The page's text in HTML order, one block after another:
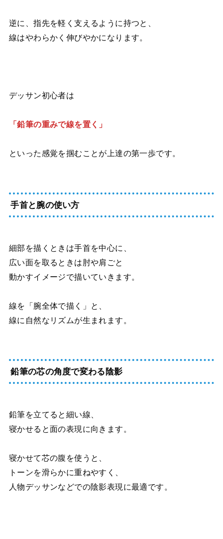
逆に、指先を軽く支えるように持つと、
線はやわらかく伸びやかになります。
デッサン初心者は
「鉛筆の重みで線を置く」
といった感覚を掴むことが上達の第一歩です。
手首と腕の使い方
細部を描くときは手首を中心に、
広い面を取るときは肘や肩ごと
動かすイメージで描いていきます。
線を「腕全体で描く」と、
線に自然なリズムが生まれます。
鉛筆の芯の角度で変わる陰影
鉛筆を立てると細い線、
寝かせると面の表現に向きます。
寝かせて芯の腹を使うと、
トーンを滑らかに重ねやすく、
人物デッサンなどでの陰影表現に最適です。